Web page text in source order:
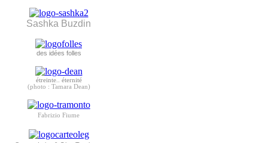
Sashka Buzdin
des idées folles
étreinte.. éternité
(photo : Tamara Dean)
Fabrizio Fiume